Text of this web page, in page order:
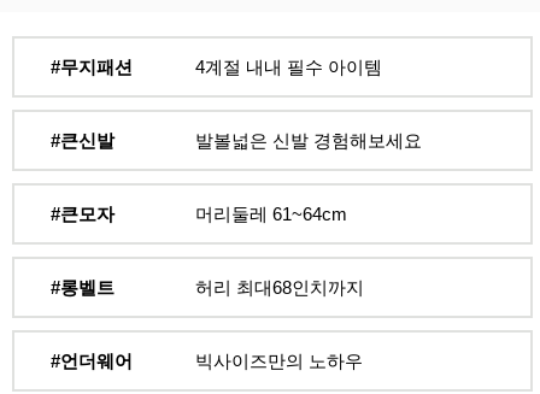
#무지패션 4계절 내내 필수 아이템
#큰신발 발볼넓은 신발 경험해보세요
#큰모자 머리둘레 61~64cm
#롱벨트 허리 최대68인치까지
#언더웨어 빅사이즈만의 노하우